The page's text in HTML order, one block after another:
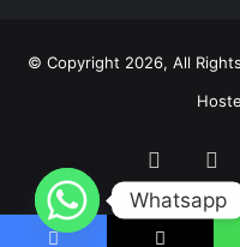
© Copyright 2026, All
Whatsapp